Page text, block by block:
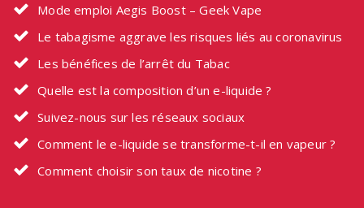
Mode emploi Aegis Boost – Geek Vape
Le tabagisme aggrave les risques liés au coronavirus
Les bénéfices de l’arrêt du Tabac
Quelle est la composition d’un e-liquide ?
Suivez-nous sur les réseaux sociaux
Comment le e-liquide se transforme-t-il en vapeur ?
Comment choisir son taux de nicotine ?